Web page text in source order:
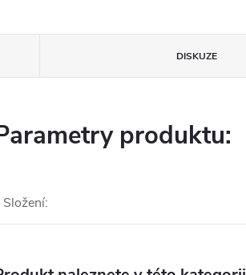
DISKUZE
produktu:
Složení: